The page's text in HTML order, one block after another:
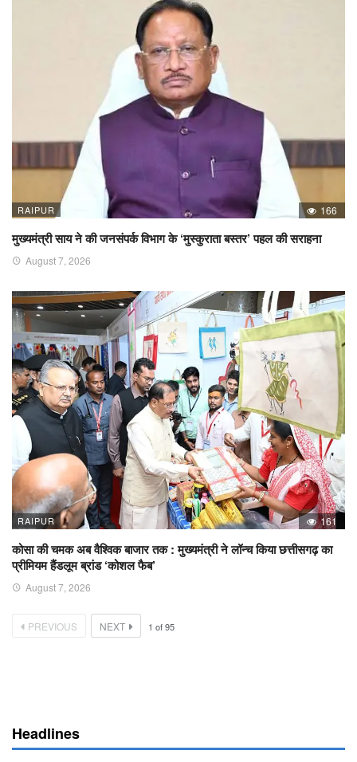
RAIPUR 166
मुख्यमंत्री साय ने की जनसंपर्क विभाग के ‘मुस्कुराता बस्तर’ पहल की सराहना
August 7, 2026
RAIPUR 161
कोसा की चमक अब वैश्विक बाजार तक : मुख्यमंत्री ने लॉन्च किया छत्तीसगढ़ का
प्रीमियम हैंडलूम ब्रांड ‘कोशल फैब’
August 7, 2026
PREVIOUS NEXT 1 of95
Headlines